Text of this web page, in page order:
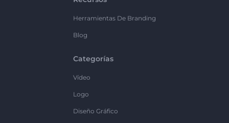
Herramientas De Branding
Blog
Categorías
Vídeo
Logo
Diseño Gráfico